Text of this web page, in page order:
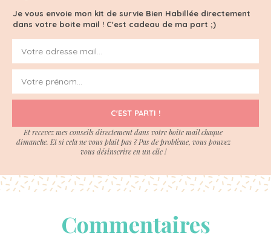
Je vous envoie mon kit de survie Bien Habillée directement
dans votre boite mail ! C'est cadeau de ma part ;)
C'EST PARTI !
Et recevez mes conseils directement dans votre boite mail chaque
dimanche. Et si cela ne vous plait pas ? Pas de problème, vous pouvez
vous désinscrire en un clic !
Commentaires